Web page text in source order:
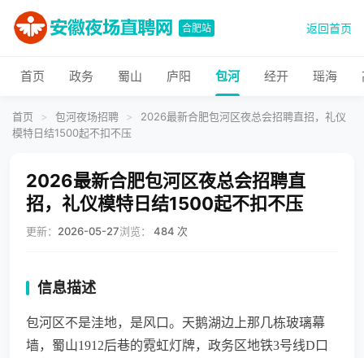
合肥站 返回首页
首页 政务 蜀山 庐阳 包河 经开 瑶海
首页 > 包河夜场招聘 >
2026最新合肥包河区夜总会招聘直招，礼仪
模特日结1500起不扣不压
2026最新合肥包河区夜总会招聘直
招，礼仪模特日结1500起不扣不压
更新： 2026-05-27浏览： 484 次
信息描述
包河区不是洼地，是风口。天鹅湖边上那几栋玻璃幕
墙，蜀山1912后巷的霓虹灯牌，政务区地铁3号线D口